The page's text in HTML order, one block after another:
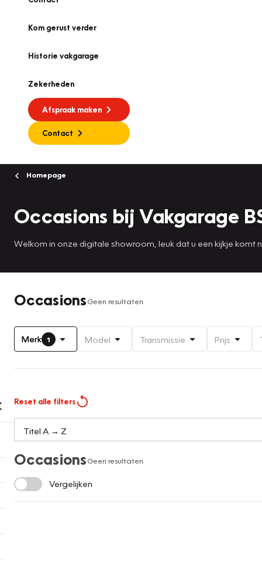
Kom gerust verder
Historie vakgarage
Zekerheden
Afspraak maken
Contact
Homepage
Occasions bij Vakgarage
Welkom in onze digitale showroom, leuk dat u een kijkje komt
OccasionsGeen resultaten
Merk 1 Model Transmissie Prijs
Reset alle filters
OccasionsGeen resultaten
Vergelijken